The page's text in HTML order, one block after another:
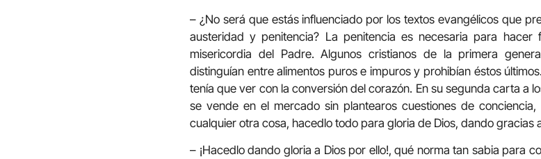
– ¿No será que estás influenciado por los textos evangélicos que
austeridad y penitencia? La penitencia es necesaria para
misericordia del Padre. Algunos cristianos de la primera
distinguían entre alimentos puros e impuros y prohibían éstos
tenía que ver con la conversión del corazón. En su segunda carta a
se vende en el mercado sin plantearos cuestiones de
cualquier otra cosa, hacedlo todo para gloria de Dios, dando gracias
– ¡Hacedlo dando gloria a Dios por ello!, qué norma tan sabia para